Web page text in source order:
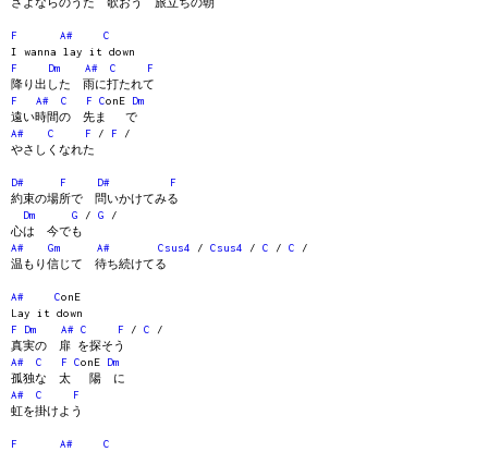
F A#
C
I wanna lay it down
F
Dm A# C
F
降り出した 雨に打たれて
F
A# C F ConE Dm
遠い時間の 先ま で
A#
C F / F /
やさしくなれた
D# F D#
F
約束の場所で 問いかけてみる
Dm
G / G /
心は 今でも
A#
Gm A# Csus4 / Csus4 / C / C /
温もり信じて 待ち続けてる
A# ConE
Lay it down
F
Dm A# C F / C /
真実の 扉 を探そう
A#
C F ConE Dm
孤独な 太 陽 に
A#
C
F
虹を掛けよう
F A#
C